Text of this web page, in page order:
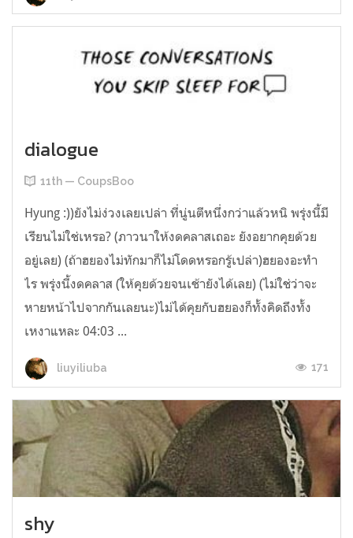
dialogue
11th — CoupsBoo
Hyung :))ยังไม่ง่วงเลยเปล่า ที่นู่นตีหนึ่งกว่าแล้วหนิ พรุ่งนี้มี
เรียนไม่ใช่เหรอ? (ภาวนาให้งดคลาสเถอะ ยังอยากคุยด้วย
อยู่เลย) (ถ้าฮยองไม่ทักมาก็ไม่โดดหรอกรู้เปล่า)ฮยองอะทำ
ไร พรุ่งนี้งดคลาส (ให้คุยด้วยจนเช้ายังได้เลย) (ไม่ใช่ว่าจะ
หายหน้าไปจากกันเลยนะ)ไม่ได้คุยกับฮยองก็ทั้งคิดถึงทั้ง
เหงาแหละ 04:03 ...
liuyiliuba 171
shy